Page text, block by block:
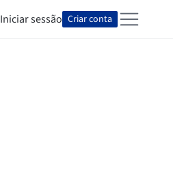
Iniciar sessão Criar conta